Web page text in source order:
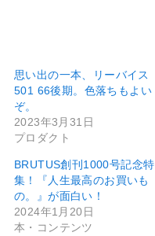
思い出の一本、リーバイス
501 66後期。色落ちもよい
ぞ。
2023年3月31日
プロダクト
BRUTUS創刊1000号記念特
集！『人生最高のお買いも
の。』が面白い！
2024年1月20日
本・コンテンツ